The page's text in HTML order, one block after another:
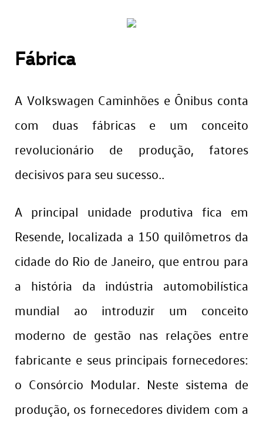
Fábrica
A Volkswagen Caminhões e Ônibus conta
com duas fábricas e um conceito
revolucionário de produção, fatores
decisivos para seu sucesso..
A principal unidade produtiva fica em
Resende, localizada a 150 quilômetros da
cidade do Rio de Janeiro, que entrou para
a história da indústria automobilística
mundial ao introduzir um conceito
moderno de gestão nas relações entre
fabricante e seus principais fornecedores:
o Consórcio Modular. Neste sistema de
produção, os fornecedores dividem com a